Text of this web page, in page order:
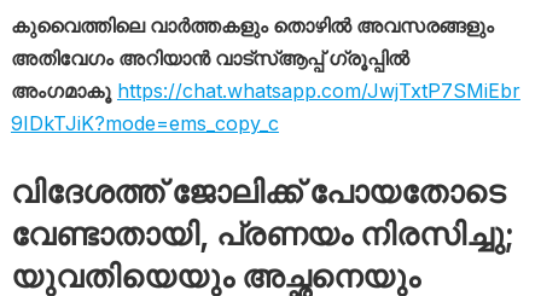
കുവൈത്തിലെ വാർത്തകളും തൊഴിൽ അവസരങ്ങളും
അതിവേഗം അറിയാൻ വാട്സ്ആപ്പ് ഗ്രൂപ്പിൽ
അംഗമാകൂ https://chat.whatsapp.com/JwjTxtP7SMiEbr
9IDkTJiK?mode=ems_copy_c
വിദേശത്ത് ജോലിക്ക് പോയതോടെ
വേണ്ടാതായി, പ്രണയം നിരസിച്ചു;
യുവതിയെയും അച്ഛനെയും